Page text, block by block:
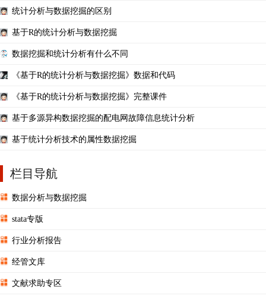
统计分析与数据挖掘的区别
基于R的统计分析与数据挖掘
数据挖掘和统计分析有什么不同
《基于R的统计分析与数据挖掘》数据和代码
《基于R的统计分析与数据挖掘》完整课件
基于多源异构数据挖掘的配电网故障信息统计分析
基于统计分析技术的属性数据挖掘
栏目导航
数据分析与数据挖掘
stata专版
行业分析报告
经管文库
文献求助专区